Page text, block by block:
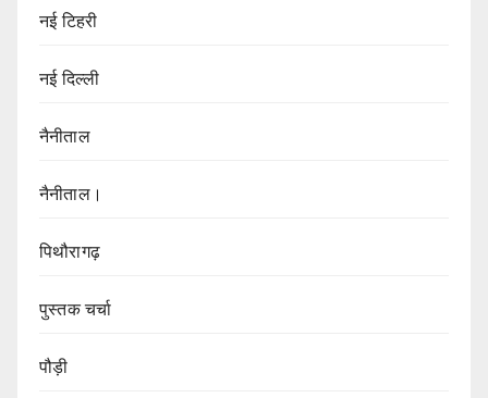
नई टिहरी
नई दिल्ली
नैनीताल
नैनीताल।
पिथौरागढ़
पुस्तक चर्चा
पौड़ी